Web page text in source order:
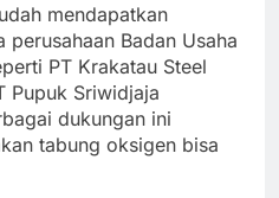
mendapatkan
Badan Usaha
PT Krakatau Steel
Pupuk Sriwidjaja
dukungan ini
tabung oksigen bisa